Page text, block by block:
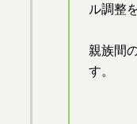
ル調整
親族間
す。